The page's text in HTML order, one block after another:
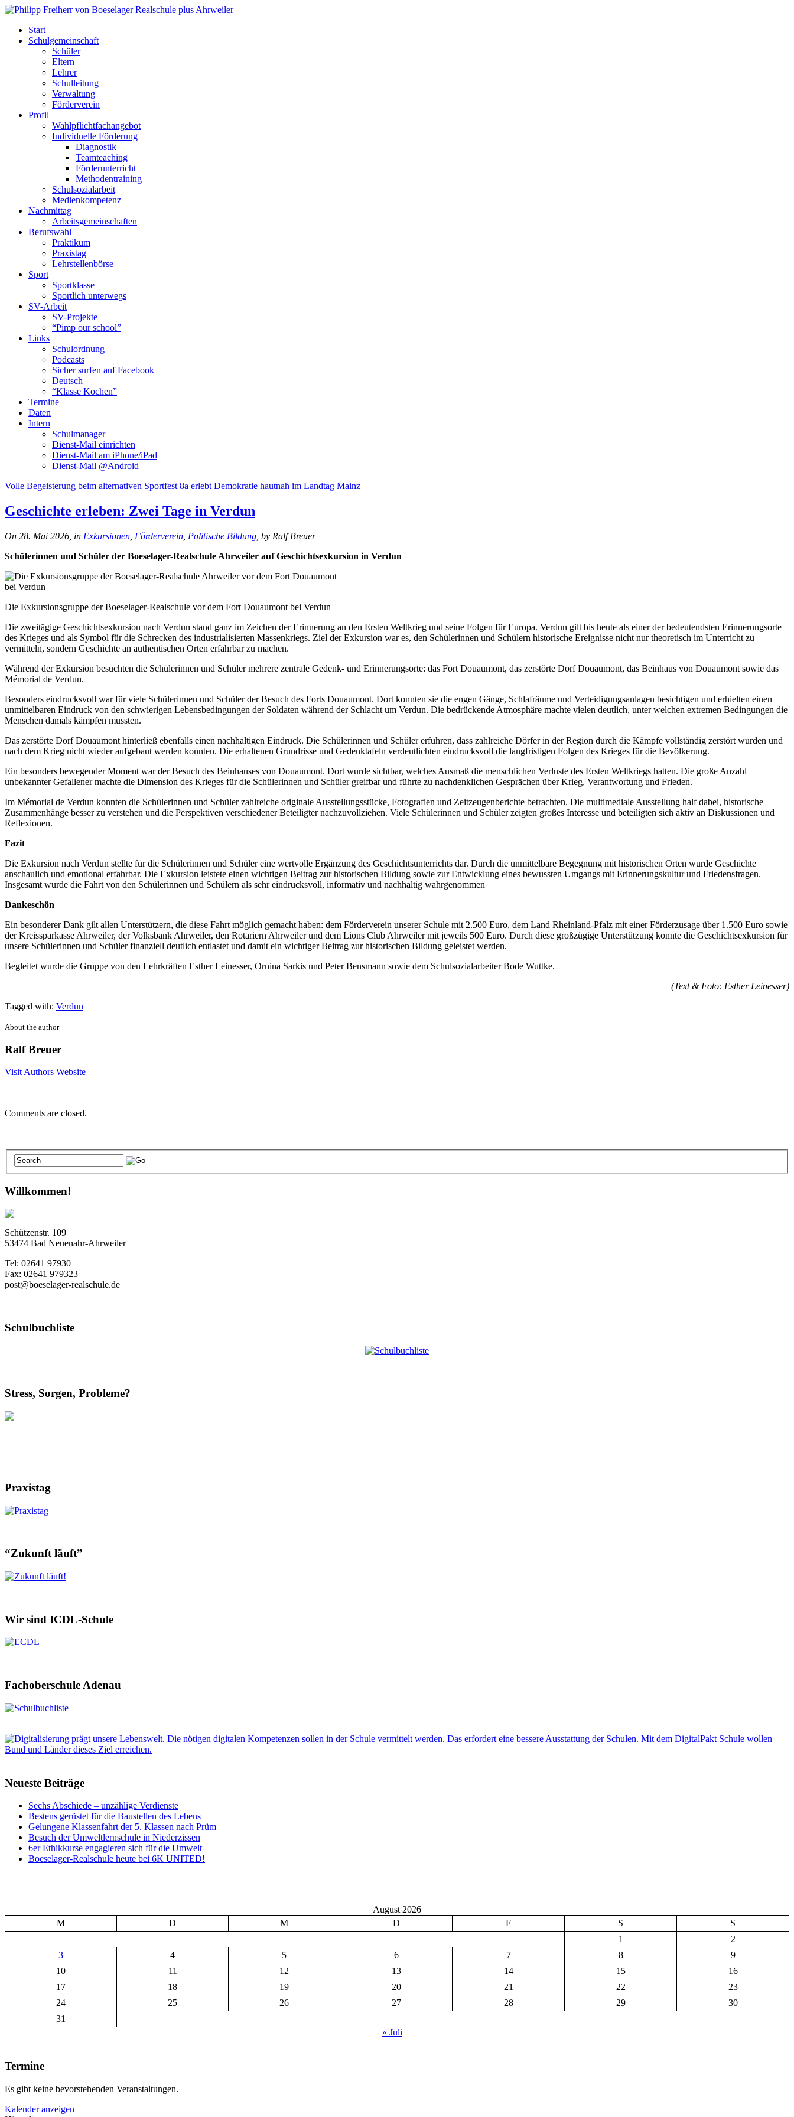
Start
Schulgemeinschaft
Schüler
Eltern
Lehrer
Schulleitung
Verwaltung
Förderverein
Profil
Wahlpflichtfachangebot
Individuelle Förderung
Diagnostik
Teamteaching
Förderunterricht
Methodentraining
Schulsozialarbeit
Medienkompetenz
Nachmittag
Arbeitsgemeinschaften
Berufswahl
Praktikum
Praxistag
Lehrstellenbörse
Sport
Sportklasse
Sportlich unterwegs
SV-Arbeit
SV-Projekte
“Pimp our school”
Links
Schulordnung
Podcasts
Sicher surfen auf Facebook
Deutsch
“Klasse Kochen”
Termine
Daten
Intern
Schulmanager
Dienst-Mail einrichten
Dienst-Mail am iPhone/iPad
Dienst-Mail @Android
Volle Begeisterung beim alternativen Sportfest 8a erlebt Demokratie hautnah im Landtag Mainz
Geschichte erleben: Zwei Tage in Verdun
On 28. Mai 2026, in Exkursionen Förderverein Politische Bildung , by Ralf Breuer
Schülerinnen und Schüler der Boeselager-Realschule Ahrweiler auf Geschichtsexkursion in Verdun
Die Exkursionsgruppe der Boeselager-Realschule vor dem Fort Douaumont bei Verdun
Die zweitägige Geschichtsexkursion nach Verdun stand ganz im Zeichen der Erinnerung an den Ersten Weltkrieg und seine Folgen für Europa. Verdun gilt bis heute als einer der bedeutendsten Erinnerungsorte
des Krieges und als Symbol für die Schrecken des industrialisierten Massenkriegs. Ziel der Exkursion war es, den Schülerinnen und Schülern historische Ereignisse nicht nur theoretisch im Unterricht zu
vermitteln, sondern Geschichte an authentischen Orten erfahrbar zu machen.
Während der Exkursion besuchten die Schülerinnen und Schüler mehrere zentrale Gedenk- und Erinnerungsorte: das Fort Douaumont, das zerstörte Dorf Douaumont, das Beinhaus von Douaumont sowie das
Mémorial de Verdun.
Besonders eindrucksvoll war für viele Schülerinnen und Schüler der Besuch des Forts Douaumont. Dort konnten sie die engen Gänge, Schlafräume und Verteidigungsanlagen besichtigen und erhielten einen
unmittelbaren Eindruck von den schwierigen Lebensbedingungen der Soldaten während der Schlacht um Verdun. Die bedrückende Atmosphäre machte vielen deutlich, unter welchen extremen Bedingungen die
Menschen damals kämpfen mussten.
Das zerstörte Dorf Douaumont hinterließ ebenfalls einen nachhaltigen Eindruck. Die Schülerinnen und Schüler erfuhren, dass zahlreiche Dörfer in der Region durch die Kämpfe vollständig zerstört wurden und
nach dem Krieg nicht wieder aufgebaut werden konnten. Die erhaltenen Grundrisse und Gedenktafeln verdeutlichten eindrucksvoll die langfristigen Folgen des Krieges für die Bevölkerung.
Ein besonders bewegender Moment war der Besuch des Beinhauses von Douaumont. Dort wurde sichtbar, welches Ausmaß die menschlichen Verluste des Ersten Weltkriegs hatten. Die große Anzahl
unbekannter Gefallener machte die Dimension des Krieges für die Schülerinnen und Schüler greifbar und führte zu nachdenklichen Gesprächen über Krieg, Verantwortung und Frieden.
Im Mémorial de Verdun konnten die Schülerinnen und Schüler zahlreiche originale Ausstellungsstücke, Fotografien und Zeitzeugenberichte betrachten. Die multimediale Ausstellung half dabei, historische
Zusammenhänge besser zu verstehen und die Perspektiven verschiedener Beteiligter nachzuvollziehen. Viele Schülerinnen und Schüler zeigten großes Interesse und beteiligten sich aktiv an Diskussionen und
Reflexionen.
Fazit
Die Exkursion nach Verdun stellte für die Schülerinnen und Schüler eine wertvolle Ergänzung des Geschichtsunterrichts dar. Durch die unmittelbare Begegnung mit historischen Orten wurde Geschichte
anschaulich und emotional erfahrbar. Die Exkursion leistete einen wichtigen Beitrag zur historischen Bildung sowie zur Entwicklung eines bewussten Umgangs mit Erinnerungskultur und Friedensfragen.
Insgesamt wurde die Fahrt von den Schülerinnen und Schülern als sehr eindrucksvoll, informativ und nachhaltig wahrgenommen
Dankeschön
Ein besonderer Dank gilt allen Unterstützern, die diese Fahrt möglich gemacht haben: dem Förderverein unserer Schule mit 2.500 Euro, dem Land Rheinland-Pfalz mit einer Förderzusage über 1.500 Euro sowie
der Kreissparkasse Ahrweiler, der Volksbank Ahrweiler, den Rotariern Ahrweiler und dem Lions Club Ahrweiler mit jeweils 500 Euro. Durch diese großzügige Unterstützung konnte die Geschichtsexkursion für
unsere Schülerinnen und Schüler finanziell deutlich entlastet und damit ein wichtiger Beitrag zur historischen Bildung geleistet werden.
Begleitet wurde die Gruppe von den Lehrkräften Esther Leinesser, Ornina Sarkis und Peter Bensmann sowie dem Schulsozialarbeiter Bode Wuttke.
(Text & Foto: Esther Leinesser)
Tagged with: Verdun
About the author
Ralf Breuer
Visit Authors Website
Comments are closed.
Willkommen!
Schützenstr. 109
53474 Bad Neuenahr-Ahrweiler
Tel: 02641 97930
Fax: 02641 979323
post@boeselager-realschule.de
Schulbuchliste
Stress, Sorgen, Probleme?
Praxistag
“Zukunft läuft”
Wir sind ICDL-Schule
Fachoberschule Adenau
Neueste Beiträge
Sechs Abschiede – unzählige Verdienste
Bestens gerüstet für die Baustellen des Lebens
Gelungene Klassenfahrt der 5. Klassen nach Prüm
Besuch der Umweltlernschule in Niederzissen
6er Ethikkurse engagieren sich für die Umwelt
Boeselager-Realschule heute bei 6K UNITED!
August 2026
M
D M D F S
S
1
2
3
4 5 6 7 8
9
10
11 12 13 14 15
16
17
18 19 20 21 22
23
24
25 26 27 28 29
30
31
« Juli
Termine
Es gibt keine bevorstehenden Veranstaltungen.
Kalender anzeigen